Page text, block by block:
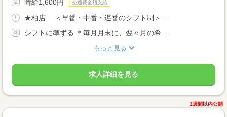
時給1,600円 交通費全額支給
★柏店 ＜早番・中番・遅番のシフト制＞ ...
シフトに準ずる ＊毎月月末に、翌々月の希...
もっと見る
求人詳細を見る
1週間以内公開